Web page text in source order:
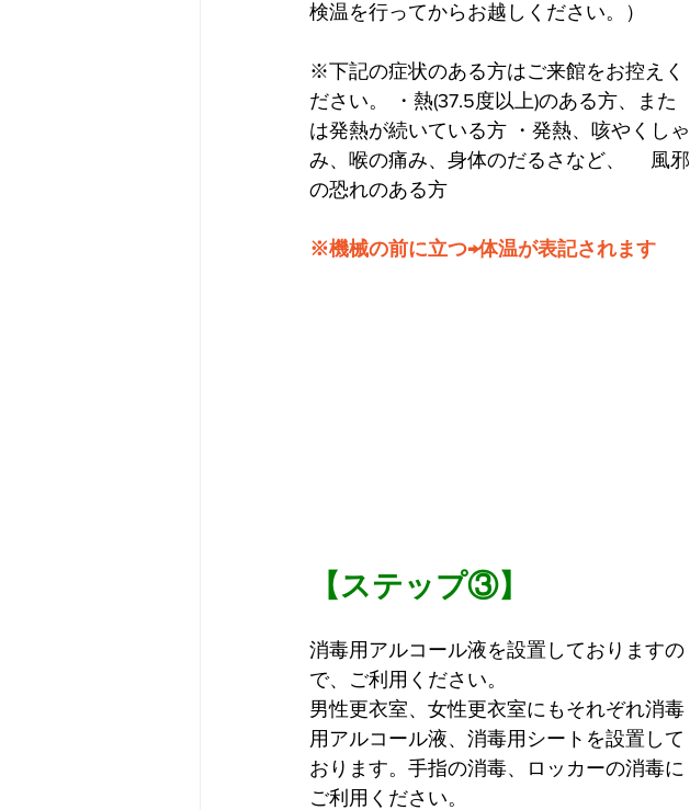
検温を行ってからお越しください。）
※下記の症状のある方はご来館をお控えく
ださい。 ・熱(37.5度以上)のある方、また
は発熱が続いている方 ・発熱、咳やくしゃ
み、喉の痛み、身体のだるさなど、 　風邪
の恐れのある方
※機械の前に立つ→体温が表記されます
【ステップ③】
消毒用アルコール液を設置しておりますの
で、ご利用ください。
男性更衣室、女性更衣室にもそれぞれ消毒
用アルコール液、消毒用シートを設置して
おります。手指の消毒、ロッカーの消毒に
ご利用ください。